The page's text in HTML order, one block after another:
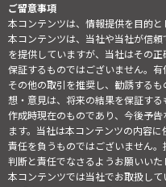
ご留意事項
本コンテンツは、情報提供を目的と
本コンテンツは、当社や当社が信
を提供していますが、当社はその
保証するものではございません。有
その他の取引を推奨し、勧誘する
想・意見は、将来の結果を保証す
作成時現在のものであり、今後予
ます。当社は本コンテンツの内容
責任を負うものではございません
判断と責任でなさるようお願いいた
本コンテンツでは当社でお取扱し